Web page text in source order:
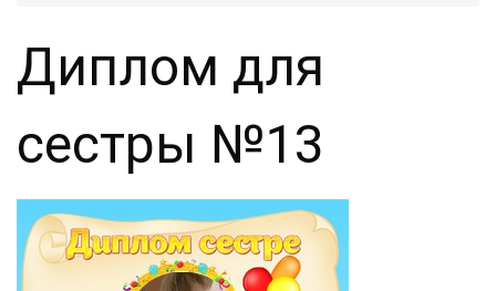
Диплом для
сестры №13